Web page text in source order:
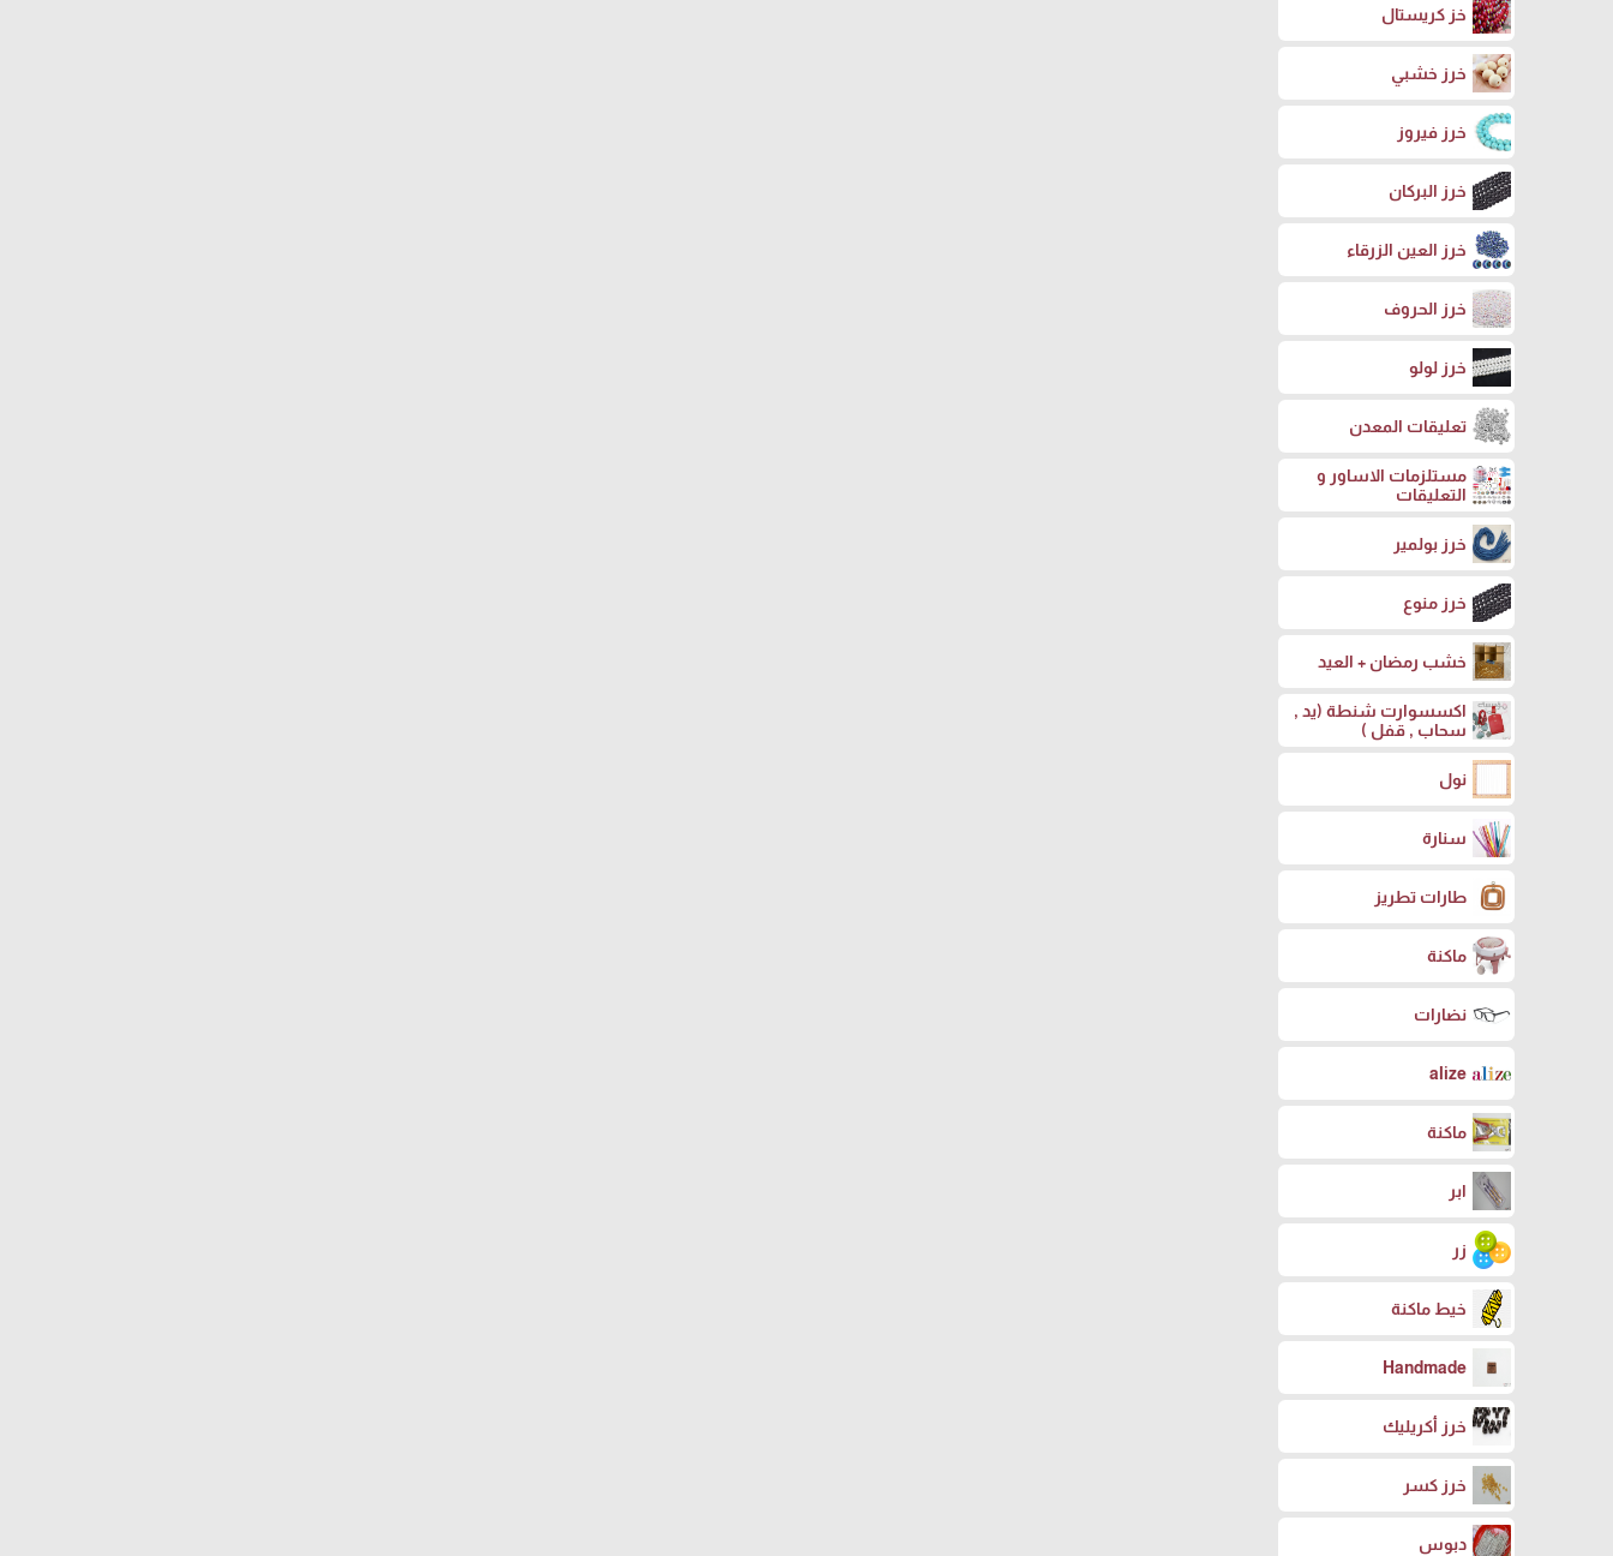
خز كريستال
خرز خشبي
خرز فيروز
خرز البركان
خرز العين الزرقاء
خرز الحروف
خرز لولو
تعليقات المعدن
مستلزمات الاساور و
التعليقات
خرز بولمير
خرز منوع
خشب رمضان + العيد
اكسسوارت شنطة (يد ,
سحاب , قفل )
نول
سنارة
طارات تطريز
ماكنة
نضارات
alize
ماكنة
ابر
زر
خيط ماكنة
Handmade
خرز أكريليك
خرز كسر
دبوس